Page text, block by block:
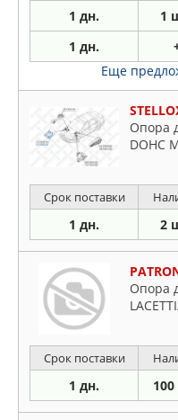
1 дн. 1
1 дн.
Еще
Опора
DOHC
Срок поставки
1 дн. 2
Опора
Срок поставки
1 дн.